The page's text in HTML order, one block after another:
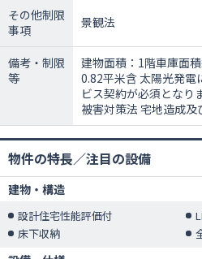
その他制限
事項
景観法
備考・制限
等
建物面積：1階車庫面
0.82平米含 太陽光発電
ビス契約が必須となり
被害対策法 宅地造成
物件の特長／注目の設備
建物・構造
設計住宅性能評価付
床下収納